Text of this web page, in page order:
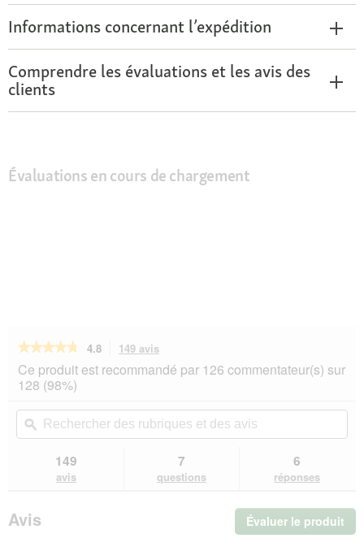
Informations concernant l’expédition
Comprendre les évaluations et les avis des
clients
Évaluations en cours de chargement
★★★★★
★★★★★
sur
5
les
avis
Hill's
Science
4.8 149 avis
action
vous
vers
les
avis.
Ce produit est recommandé par 126 commentateur(s) sur
128 (98%)
Rechercher
des
rubriques
ϙ
149
avis
7
questions
6
réponses
Avis Évaluer le produit